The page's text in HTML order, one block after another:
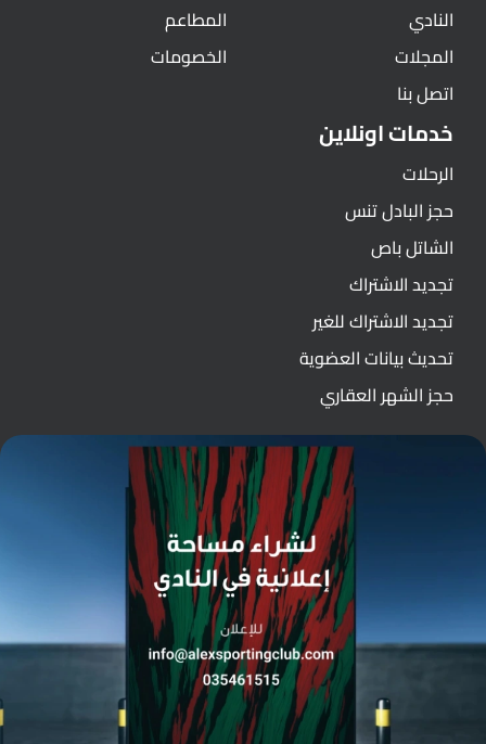
النادي
المجلات
اتصل بنا
المطاعم
الخصومات
خدمات اونلاين
الرحلات
حجز البادل تنس
الشاتل باص
تجديد الاشتراك
تجديد الاشتراك للغير
تحديث بيانات العضوية
حجز الشهر العقاري